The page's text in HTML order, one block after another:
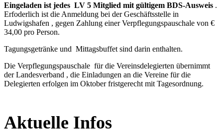
Eingeladen ist jedes LV 5 Mitglied mit gültigem BDS-Ausweis .
Erfoderlich ist die Anmeldung bei der Geschäftsstelle in
Ludwigshafen , gegen Zahlung einer Verpflegungspauschale von €
34,00 pro Person.
Tagungsgetränke und Mittagsbuffet sind darin enthalten.
Die Verpflegungspauschale für die Vereinsdelegierten übernimmt
der Landesverband , die Einladungen an die Vereine für die
Delegierten erfolgen im Oktober fristgerecht mit Tagesordnung.
Aktuelle Infos